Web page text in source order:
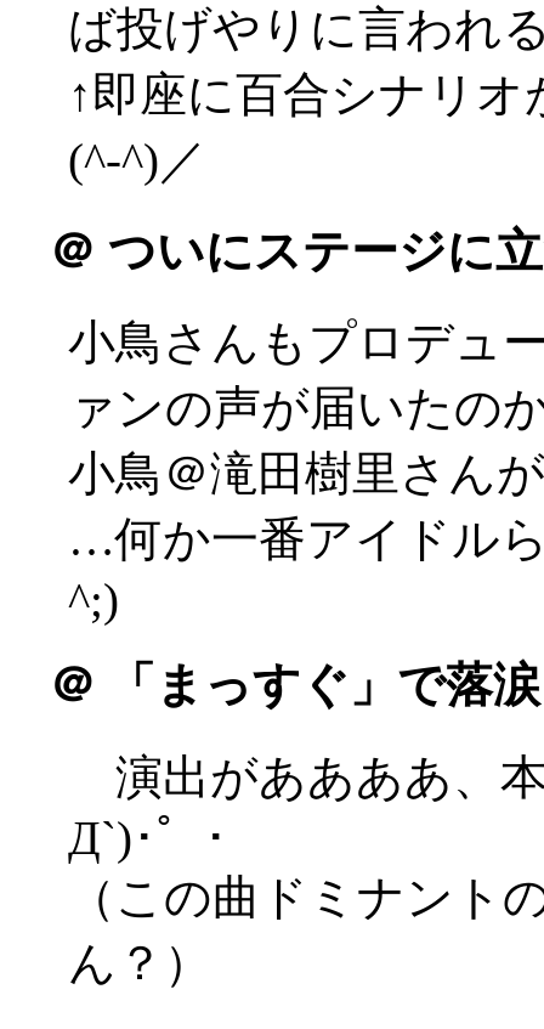
ば投げやりに言われ
↑即座に百合シナリ
(^-^)／
＠ ついにステージに
小鳥さんもプロデュ
ァンの声が届いたの
小鳥＠滝田樹里さん
…何か一番アイドル
^;)
＠ 「まっすぐ」で落
演出がああああ、
Д`)･゜･
（この曲ドミナント
ん？）